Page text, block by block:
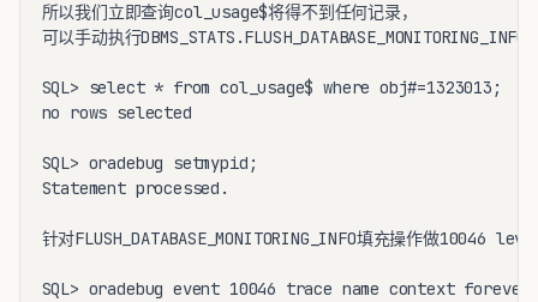
所以我们立即查询col_usage$将得不到任何记录，
可以手动执行
SQL> select * from col_usage$ where obj#=1323013;
no rows selected
SQL> oradebug setmypid;
Statement processed.
针对FLUSH_DATABASE_MONITORING_INFO填充操作做10046
SQL> oradebug event 10046 trace name context